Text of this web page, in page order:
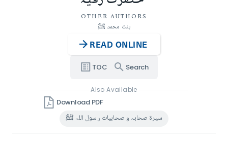
OTHER AUTHORS
بنت محمد ﷺ
READ ONLINE
TOC Search
Also Available
Download PDF
سیرۃ صحابہ و صحابیات رسول اللہ ﷺ